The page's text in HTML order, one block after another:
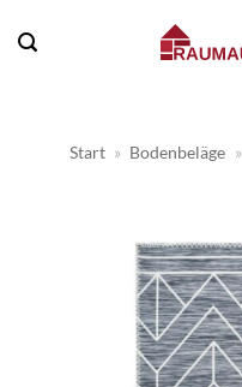
Inhalt
Start » Bodenbeläge »